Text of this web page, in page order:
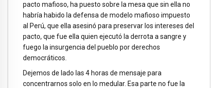
pacto mafioso, ha puesto sobre la mesa que sin ella no
habría habido la defensa de modelo mafioso impuesto
al Perú, que ella asesinó para preservar los intereses del
pacto, que fue ella quien ejecutó la derrota a sangre y
fuego la insurgencia del pueblo por derechos
democráticos.
Dejemos de lado las 4 horas de mensaje para
concentrarnos solo en lo medular. Esa parte no fue la